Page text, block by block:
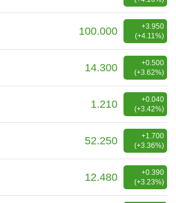
+3.950
(+4.11%)
100.000
+0.500
(+3.62%)
14.300
+0.040
(+3.42%)
1.210
+1.700
(+3.36%)
52.250
+0.390
(+3.23%)
12.480